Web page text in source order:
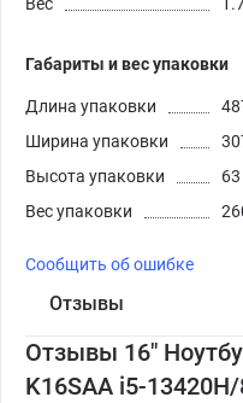
Габариты и вес упаковки
Длина упаковки
Ширина упаковки
Высота упаковки
Вес упаковки
Сообщить об ошибке
Отзывы
Отзывы 16"
K16SAA i5-